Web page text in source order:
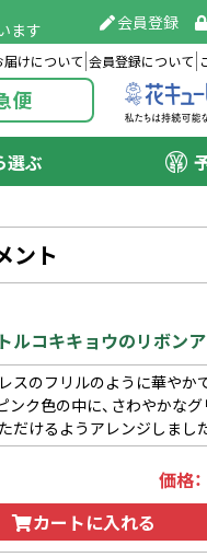
ます 会員登録
届けについて 会員登録について
便
選ぶ
ント
トルコキキョウのリボン
スのフリルのように華やか
ク色の中に、さわやかなグ
だけるようアレンジしました
価格：
カートに入れる